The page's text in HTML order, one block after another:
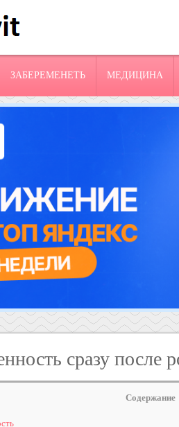
ЗАБЕРЕМЕНЕТЬ МЕДИЦИНА
сразу после
Содержание